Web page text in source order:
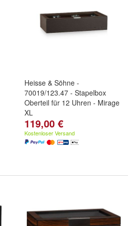
Heisse & Söhne -
70019/123.47 - Stapelbox
Oberteil für 12 Uhren - Mirage
XL
119,00 €
Kostenloser Versand